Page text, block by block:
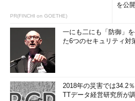
PR(FINCHI on GOETHE)
を公開
一にも二にも「防御」
た6つのセキュリティ対
2018年の災害では34.2
TTデータ経営研究所が